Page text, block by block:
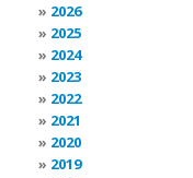
2026
2025
2024
2023
2022
2021
2020
2019